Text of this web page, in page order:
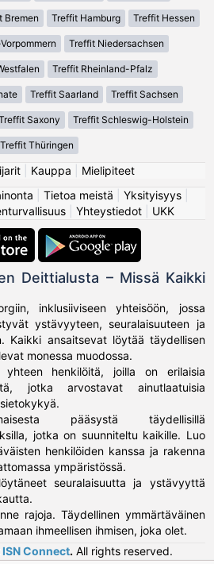
Bremen Treffit Hamburg Treffit Hessen
Treffit Niedersachsen
Treffit Rheinland-Pfalz
Treffit Saarland Treffit Sachsen
Saxony Treffit Schleswig-Holstein
Treffit Thüringen
Kauppa
Mielipiteet
Tietoa meistä Yksityisyys|
Yhteystiedot UKK
Deittialusta – Missä Kaikki
inklusiiviseen yhteisöön, jossa
ystävyyteen, seuralaisuuteen ja
Kaikki ansaitsevat löytää täydellisen
monessa muodossa.
henkilöitä, joilla on erilaisia
jotka arvostavat ainutlaatuisia
pääsystä täydellisillä
jotka on suunniteltu kaikille. Luo
henkilöiden kanssa ja rakenna
ympäristössä.
seuralaisuutta ja ystävyyttä
rajoja. Täydellinen ymmärtäväinen
ihmeellisen ihmisen, joka olet.
ISN Connect. All rights reserved.